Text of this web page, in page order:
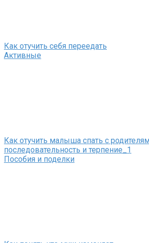
Как отучить себя переедать
Активные
Как отучить малыша спать с
последовательность и терпение_1
Пособия и поделки